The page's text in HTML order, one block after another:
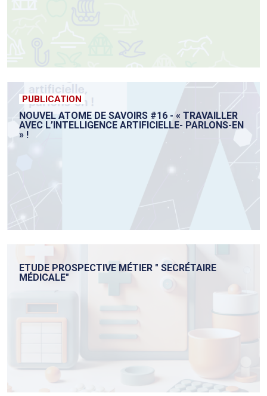
PUBLICATION
NOUVEL ATOME DE SAVOIRS #16 - « TRAVAILLER
AVEC L’INTELLIGENCE ARTIFICIELLE- PARLONS-EN
» !
ETUDE PROSPECTIVE MÉTIER " SECRÉTAIRE
MÉDICALE"